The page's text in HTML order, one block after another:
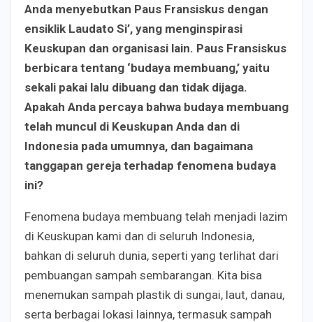
Anda menyebutkan Paus Fransiskus dengan
ensiklik Laudato Si’, yang menginspirasi
Keuskupan dan organisasi lain. Paus Fransiskus
berbicara tentang ‘budaya membuang,’ yaitu
sekali pakai lalu dibuang dan tidak dijaga.
Apakah Anda percaya bahwa budaya membuang
telah muncul di Keuskupan Anda dan di
Indonesia pada umumnya, dan bagaimana
tanggapan gereja terhadap fenomena budaya
ini?
Fenomena budaya membuang telah menjadi lazim
di Keuskupan kami dan di seluruh Indonesia,
bahkan di seluruh dunia, seperti yang terlihat dari
pembuangan sampah sembarangan. Kita bisa
menemukan sampah plastik di sungai, laut, danau,
serta berbagai lokasi lainnya, termasuk sampah